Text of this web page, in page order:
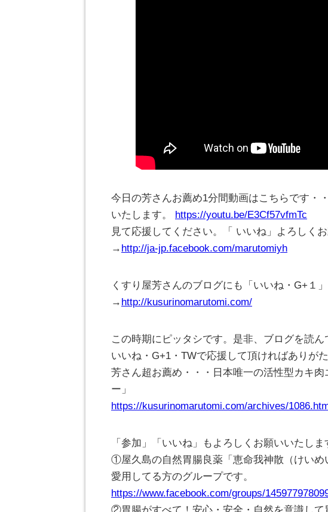
今日の芳さんお薦め1分間動画はこちらです・
いたします。 https://youtu.be/E3Cf57vfmTc
見て応援してください。「 いいね」よろしくお
→ http://ja-jp.facebook.com/marutomiyh
くすり屋芳さんのブログにも「いいね・G+１
→ http://kusurinomarutomi.com/
この時期にピッタシです。是非、ブログを読ん
いいね・G+1・TWで応援して頂ければありが
芳さん超お薦め・・・日本唯一の活性型カキ
ー」
https://kusurinomarutomi.com/archives/
「参加」「いいね」もよろしくお願いいたしま
①屋久島の自然胃腸良薬「恵命我神散（けいめ
愛用してる方のグループです。
https://www.facebook.com/groups/
②胃腸がすべて！安心・安全・自然を意識して